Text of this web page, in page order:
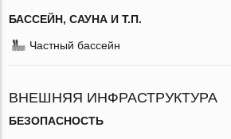
БАССЕЙН, САУНА И Т.П.
Частный бассейн
ВНЕШНЯЯ ИНФРАСТРУКТУРА
БЕЗОПАСНОСТЬ